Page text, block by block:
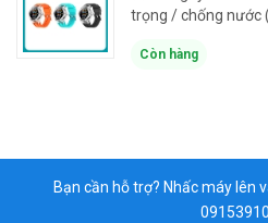
trọng / chống nước
Còn hàng
Bạn cần hỗ trợ? Nhấc máy lên